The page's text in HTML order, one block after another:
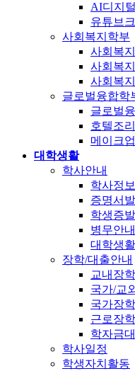
AI디지
유튜브
사회복지학부
사회복
사회복
사회복
글로벌융합학
글로벌
호텔조
메이크
대학생활
학사안내
학사정보
증명서
학생증
병무안내
대학생
장학/대출안내
교내장
국가/교
국가장
근로장
학자금
학사일정
학생자치활동